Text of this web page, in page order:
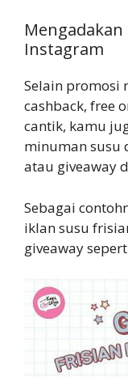
Mengadakan
Instagram
Selain promosi
cashback, free
cantik, kamu
minuman susu
atau giveaway
Sebagai
iklan susu
giveaway